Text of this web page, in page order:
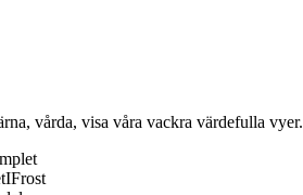
vårda, visa våra vackra värdefulla vyer.